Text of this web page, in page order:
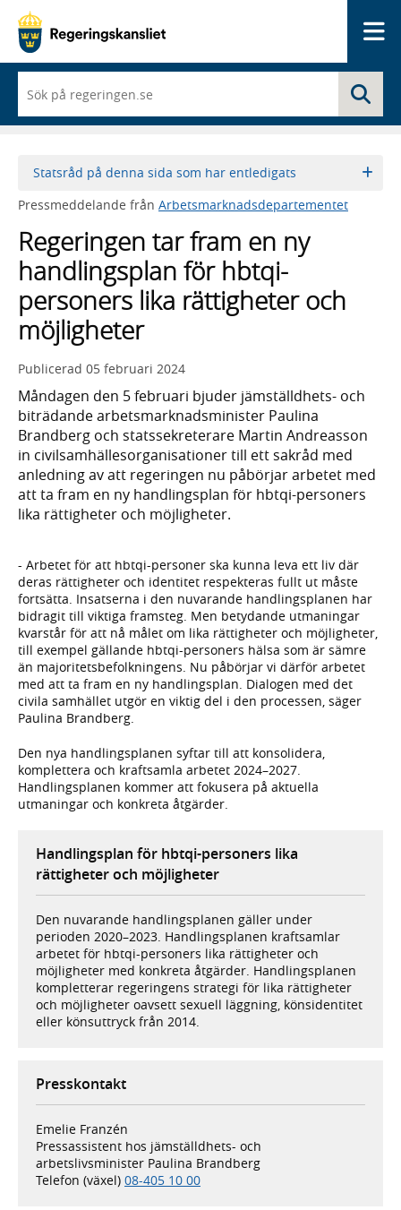
du
börjar
skriva
framträder
lista
med
sökförslag
Statsråd på denna sida som har entledigats
Pressmeddelande från Arbetsmarknadsdepartementet
Regeringen tar fram en ny
handlingsplan för hbtqi-
personers lika rättigheter och
möjligheter
Publicerad 05 februari 2024
Måndagen den 5 februari bjuder jämställdhets- och
biträdande arbetsmarknadsminister Paulina
Brandberg och statssekreterare Martin Andreasson
in civilsamhällesorganisationer till ett sakråd med
anledning av att regeringen nu påbörjar arbetet med
att ta fram en ny handlingsplan för hbtqi-personers
lika rättigheter och möjligheter.
- Arbetet för att hbtqi-personer ska kunna leva ett liv där
deras rättigheter och identitet respekteras fullt ut måste
fortsätta. Insatserna i den nuvarande handlingsplanen har
bidragit till viktiga framsteg. Men betydande utmaningar
kvarstår för att nå målet om lika rättigheter och möjligheter,
till exempel gällande hbtqi-personers hälsa som är sämre
än majoritetsbefolkningens. Nu påbörjar vi därför arbetet
med att ta fram en ny handlingsplan. Dialogen med det
civila samhället utgör en viktig del i den processen, säger
Paulina Brandberg.
Den nya handlingsplanen syftar till att konsolidera,
komplettera och kraftsamla arbetet 2024–2027.
Handlingsplanen kommer att fokusera på aktuella
utmaningar och konkreta åtgärder.
Handlingsplan för hbtqi-personers lika
rättigheter och möjligheter
Den nuvarande handlingsplanen gäller under
perioden 2020–2023. Handlingsplanen kraftsamlar
arbetet för hbtqi-personers lika rättigheter och
möjligheter med konkreta åtgärder. Handlingsplanen
kompletterar regeringens strategi för lika rättigheter
och möjligheter oavsett sexuell läggning, könsidentitet
eller könsuttryck från 2014.
Presskontakt
Emelie Franzén
Pressassistent hos jämställdhets- och
arbetslivsminister Paulina Brandberg
Telefon (växel) 08-405 10 00